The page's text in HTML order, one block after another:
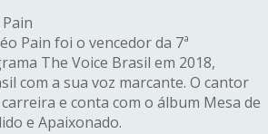
Pain foi o vencedor da 7ª
The Voice Brasil em 2018,
com a sua voz marcante. O cantor
e conta com o álbum Mesa de
e Apaixonado.